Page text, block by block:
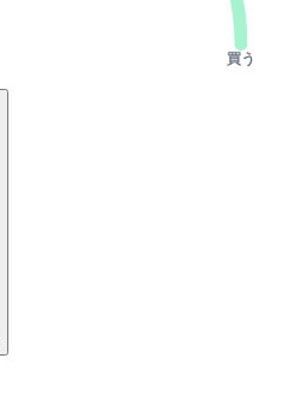
買う